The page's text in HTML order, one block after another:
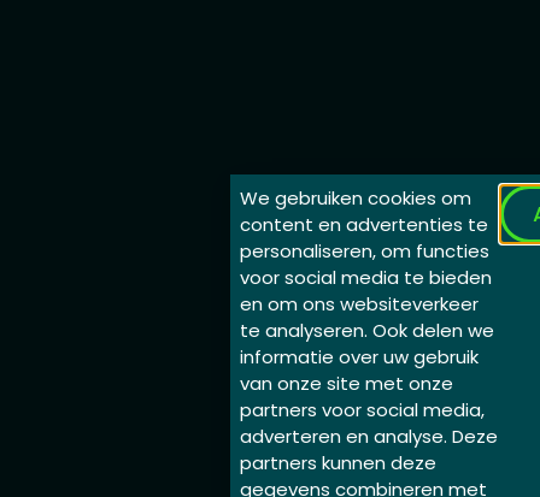
We gebruiken cookies om
content en advertenties te
personaliseren, om functies
voor social media te bieden
en om ons websiteverkeer
te analyseren. Ook delen we
informatie over uw gebruik
van onze site met onze
partners voor social media,
adverteren en analyse. Deze
partners kunnen deze
gegevens combineren met